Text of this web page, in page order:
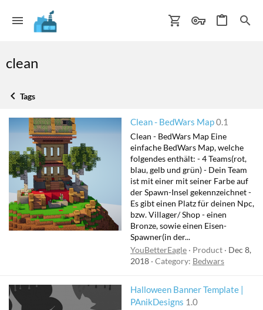
clean
Tags
Clean - BedWars Map0.1
Clean - BedWars Map Eine
einfache BedWars Map, welche
folgendes enthält: - 4 Teams(rot,
blau, gelb und grün) - Dein Team
ist mit einer mit seiner Farbe auf
der Spawn-Insel gekennzeichnet -
Es gibt einen Platz für deinen Npc,
bzw. Villager/ Shop - einen
Bronze, sowie einen Eisen-
Spawner(in der...
YouBetterEagle
Product
Dec 8,
2018 Category: Bedwars
Halloween Banner Template |
PAnikDesigns 1.0